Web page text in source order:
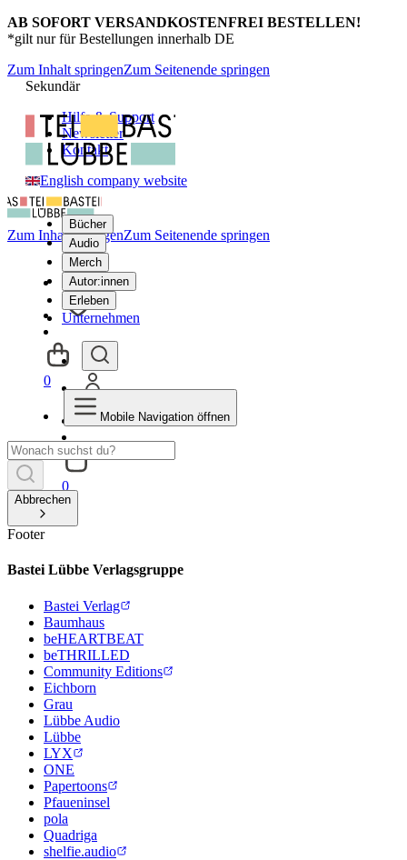
AB SOFORT VERSANDKOSTENFREI BESTELLEN!
*gilt nur für Bestellungen innerhalb DE
Zum Inhalt springenZum Seitenende springen
Sekundär
Hilfe & Support
Newsletter
Kontakt
English company website
Bücher
Audio
Merch
Autor:innen
Erleben
Unternehmen
0
Zum Inhalt springenZum Seitenende springen
0
Mobile Navigation öffnen
Abbrechen
Footer
Bastei Lübbe Verlagsgruppe
Bastei Verlag
Baumhaus
beHEARTBEAT
beTHRILLED
Community Editions
Eichborn
Grau
Lübbe Audio
Lübbe
LYX
ONE
Papertoons
Pfaueninsel
pola
Quadriga
shelfie.audio